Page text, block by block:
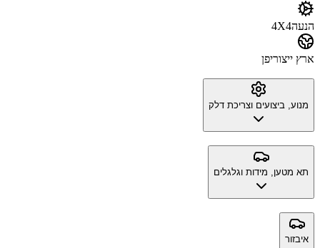
הנעה4X4
ארץ ייצוריפן
מנוע, ביצועים וצריכת דלק
תא מטען, מידות וגלגלים
איבזור